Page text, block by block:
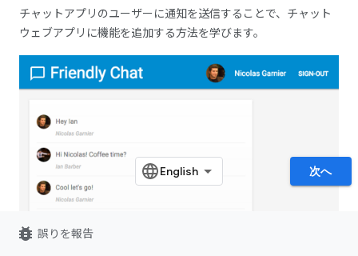
チャットアプリのユーザーに通知を送信することで、チャット
ウェブアプリに機能を追加する方法を学びます。
次へ
bug_report 誤りを報告